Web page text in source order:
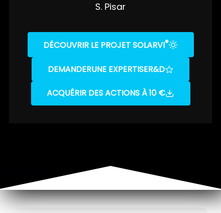
S. Pisar
DÉCOUVRIR LE PROJET SOLARVI®
DEMANDERUNE EXPERTISER&D
ACQUÉRIR DES ACTIONS À 10 €